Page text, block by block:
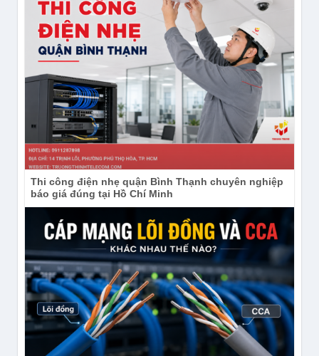
Thi công điện nhẹ quận Bình Thạnh chuyên nghiệp
báo giá đúng tại Hồ Chí Minh